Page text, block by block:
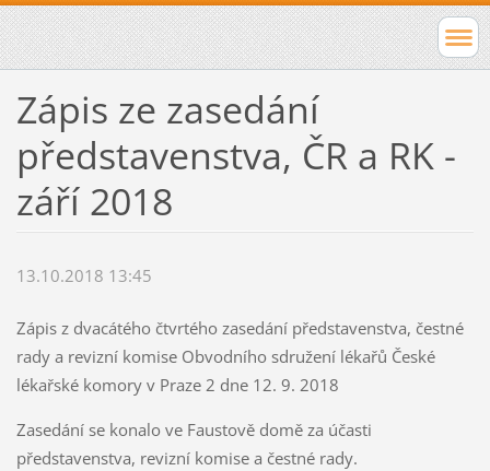
Zápis ze zasedání
představenstva, ČR a RK -
září 2018
13.10.2018 13:45
Zápis z dvacátého čtvrtého zasedání představenstva, čestné
rady a revizní komise Obvodního sdružení lékařů České
lékařské komory v Praze 2 dne 12. 9. 2018
Zasedání se konalo ve Faustově domě za účasti
představenstva, revizní komise a čestné rady.